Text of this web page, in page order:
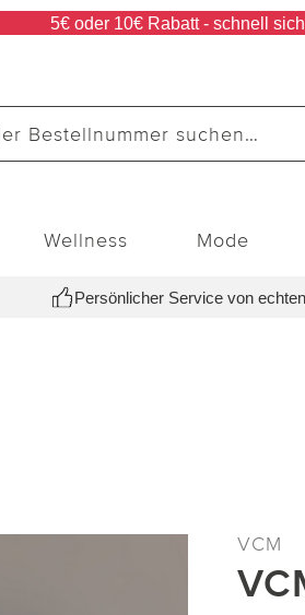
5€ oder 10€ Rabatt - schnell
Wellness Mode
Persönlicher Service von
VCM